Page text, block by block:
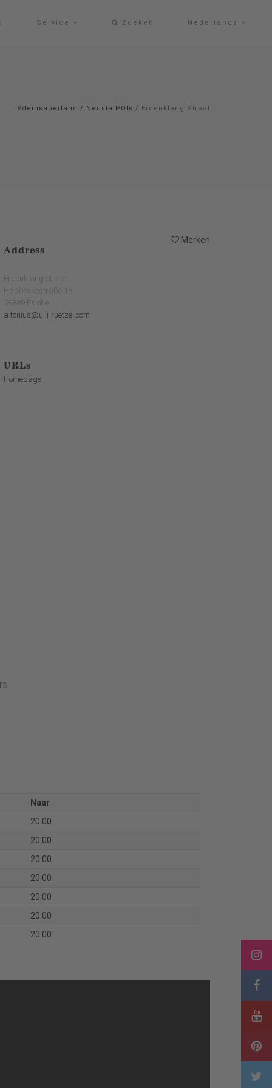
Service Zoeken Nederlands
#deinsauerland / Neusta POIs / Erdenklang Straat
Merken
Address
Erdenklang Straat
Habbeckestraße 18
59889 Eslohe
a.tonius@ulli-ruetzel.com
URLs
Homepage
Naar
20:00
20:00
20:00
20:00
20:00
20:00
20:00